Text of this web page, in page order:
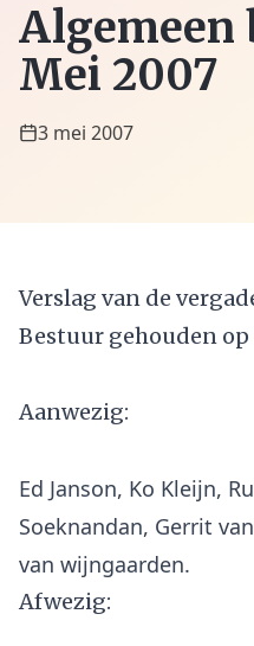
Algemeen
Mei 2007
3 mei 2007
Verslag van de
Bestuur gehouden op
Aanwezig:
Ed Janson, Ko Kleijn,
Soeknandan, Gerrit
Afwezig: